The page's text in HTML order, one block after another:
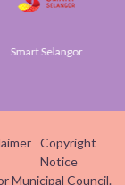
Smart Selangor
Copyright
Notice
Municipal Council.